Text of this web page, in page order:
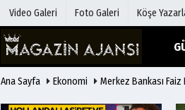
Video Galeri Foto Galeri Köşe
Hava
Gazete
Ana Sayfa Ekonomi Merkez Bankası Faiz